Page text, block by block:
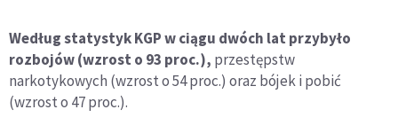
Według statystyk KGP w ciągu dwóch lat przybyło
rozbojów (wzrost o 93 proc.), przestępstw
narkotykowych (wzrost o 54 proc.) oraz bójek i pobić
(wzrost o 47 proc.).